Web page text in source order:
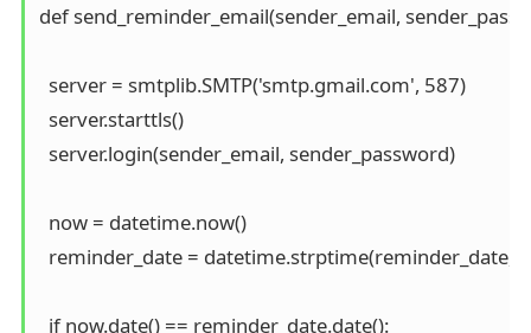
def send_reminder_email(sender_email,
  server = smtplib.SMTP('smtp.gmail.com', 587)
  server.starttls()
  server.login(sender_email, sender_password)
  now = datetime.now()
reminder_date = datetime.strptime(reminder_date,
  if now.date() == reminder_date.date():